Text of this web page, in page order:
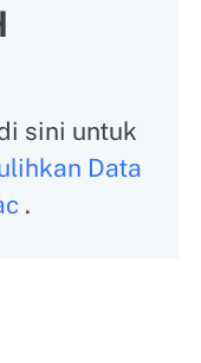
sini untuk
Data
.